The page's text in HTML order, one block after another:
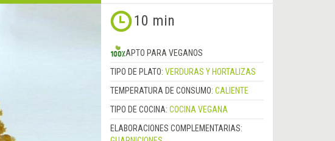
10 min
APTO PARA VEGANOS
TIPO DE PLATO: VERDURAS Y HORTALIZAS
TEMPERATURA DE CONSUMO: CALIENTE
TIPO DE COCINA: COCINA VEGANA
ELABORACIONES COMPLEMENTARIAS: